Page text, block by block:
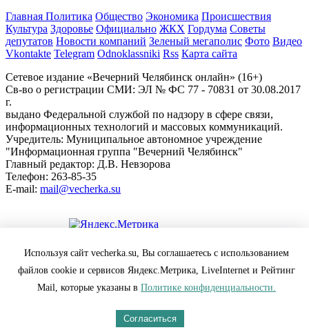
Главная Политика Общество Экономика Происшествия
Культура Здоровье Официально ЖКХ Гордума Советы
депутатов Новости компаний Зеленый мегаполис Фото Видео
Vkontakte Telegram Odnoklassniki Rss Карта сайта
Сетевое издание «Вечерний Челябинск онлайн» (16+)
Cв-во о регистрации СМИ: ЭЛ № ФС 77 - 70831 от 30.08.2017
г.
выдано Федеральной службой по надзору в сфере связи,
информационных технологий и массовых коммуникаций.
Учредитель: Муниципальное автономное учреждение
"Информационная группа "Вечерний Челябинск"
Главный редактор: Д.В. Невзорова
Телефон: 263-85-35
E-mail: mail@vecherka.su
Все права защищены и охраняются законом.
При полном или частичном использовании материалов
ссылка на vecherka.su обязательна ( в интернете-гиперссылка).
информации, содержащейся в рекламных объявлениях.
Настоящий ресурс может содержать материалы 18+
Используя сайт vecherka.su, Вы соглашаетесь с использованием
файлов cookie и сервисов Яндекс.Метрика, LiveInternet и Рейтинг
Mail, которые указаны вПолитике конфиденциальности.
Согласиться